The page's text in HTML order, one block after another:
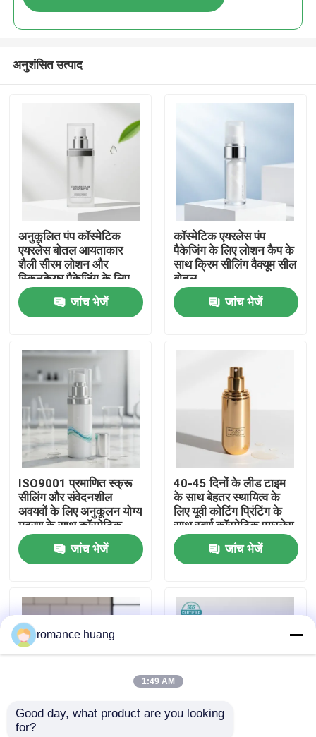
उत्पाद
हमारे बारे में
फैक्टरी यात्रा
गुणवत्ता नियंत्रण
हमसे संपर्क करें
एक बोली का अनुरोध
कॉस्मेटिक वायुहीन बोतल
कॉस्मेटिक लोशन की बोतल
कॉस्मेटिक क्रीम जार
अनुशंसित उत्पाद
अनुकूलित पंप कॉस्मेटिक
एयरलेस बोतल आयताकार
शैली सीरम लोशन और
स्किनकेयर पैकेजिंग के लिए
ISO9001 प्रमाणित
जांच भेजें
कॉस्मेटिक एयरलेस पंप
पैकेजिंग के लिए लोशन कैप के
साथ क्रिम सीलिंग वैक्यूम सील
बोतल
जांच भेजें
ISO9001 प्रमाणित स्क्रू
सीलिंग और संवेदनशील
अवयवों के लिए अनुकूलन योग्य
मुद्रण के साथ कॉस्मेटिक
एयरलेस बोतल
जांच भेजें
40-45 दिनों के लीड टाइम
के साथ बेहतर स्थायित्व के
लिए यूवी कोटिंग प्रिंटिंग के
साथ स्वर्ण कॉस्मेटिक एयरलेस
बोतल
जांच भेजें
संवेदनशील त्वचा क्रीम
romance huang
1:49 AM
Good day, what product are you looking
for?